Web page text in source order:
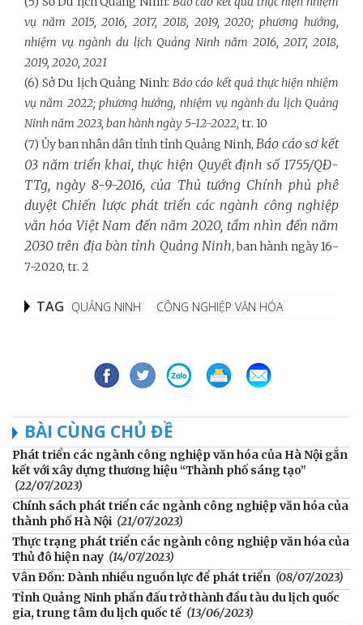
vụ năm 2015, 2016, 2017, 2018, 2019, 2020; phương hướng,
nhiệm vụ ngành du lịch Quảng Ninh năm 2016, 2017, 2018,
2019, 2020, 2021
(6) Sở Du lịch Quảng Ninh: Báo cáo kết quả thực hiện nhiệm
vụ năm 2022; phương hướng, nhiệm vụ ngành du lịch Quảng
Ninh năm 2023, ban hành ngày 5-12-2022, tr. 10
(7) Ủy ban nhân dân tỉnh tỉnh Quảng Ninh, Báo cáosơ kết
03 năm triển khai, thực hiện Quyết định số 1755/QĐ-
TTg, ngày 8-9-2016, của Thủ tướng Chính phủ phê
duyệt Chiến lược phát triển các ngành công nghiệp
văn hóa Việt Nam đến năm 2020, tầm nhìn đến năm
2030 trên địa bàn tỉnh Quảng Ninh, ban hành ngày 16-
7-2020, tr. 2
TAG QUẢNG NINH CÔNG NGHIỆP VĂN HÓA
BÀI CÙNG CHỦ ĐỀ
Phát triển các ngành công nghiệp văn hóa của Hà Nội gắn
kết với xây dựng thương hiệu “Thành phố sáng tạo”
(22/07/2023)
Chính sách phát triển các ngành công nghiệp văn hóa của
thành phố Hà Nội (21/07/2023)
Thực trạng phát triển các ngành công nghiệp văn hóa của
Thủ đô hiện nay (14/07/2023)
Vân Đồn: Dành nhiều nguồn lực để phát triển (08/07/2023)
Tỉnh Quảng Ninh phấn đấu trở thành đầu tàu du lịch quốc
gia, trung tâm du lịch quốc tế (13/06/2023)